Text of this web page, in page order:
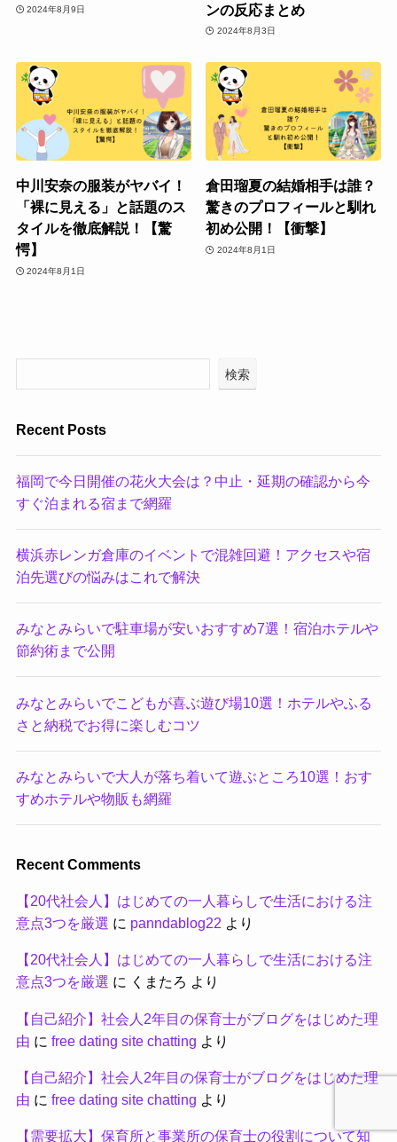
2024年8月9日
ンの反応まとめ
2024年8月3日
中川安奈の服装がヤバイ！
「裸に見える」と話題のス
タイルを徹底解説！【驚
愕】
2024年8月1日
倉田瑠夏の結婚相手は誰？
驚きのプロフィールと馴れ
初め公開！【衝撃】
2024年8月1日
検索
Recent Posts
福岡で今日開催の花火大会は？中止・延期の確認から今
すぐ泊まれる宿まで網羅
横浜赤レンガ倉庫のイベントで混雑回避！アクセスや宿
泊先選びの悩みはこれで解決
みなとみらいで駐車場が安いおすすめ7選！宿泊ホテルや
節約術まで公開
みなとみらいでこどもが喜ぶ遊び場10選！ホテルやふる
さと納税でお得に楽しむコツ
みなとみらいで大人が落ち着いて遊ぶところ10選！おす
すめホテルや物販も網羅
Recent Comments
【20代社会人】はじめての一人暮らしで生活における注
意点3つを厳選 に panndablog22 より
【20代社会人】はじめての一人暮らしで生活における注
意点3つを厳選 に くまたろ より
【自己紹介】社会人2年目の保育士がブログをはじめた理
由 に free dating site chatting より
【自己紹介】社会人2年目の保育士がブログをはじめた理
由 に free dating site chatting より
【需要拡大】保育所と事業所の保育士の役割について知